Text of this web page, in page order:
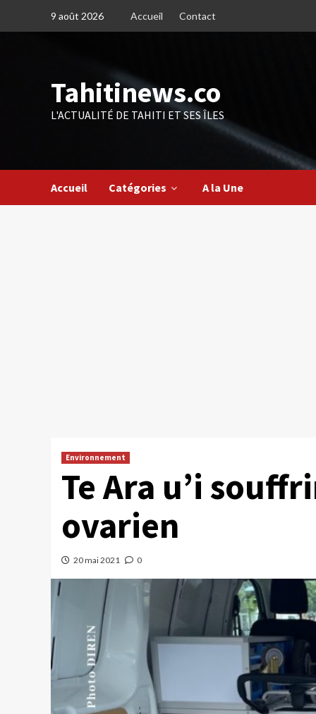
9 août 2026 Accueil Contact
Tahitinews.co
L'ACTUALITÉ DE TAHITI ET SES ÎLES
Accueil Catégories A la Une
Environnement
Te Ara u’i
ovarien
20 mai 2021 0